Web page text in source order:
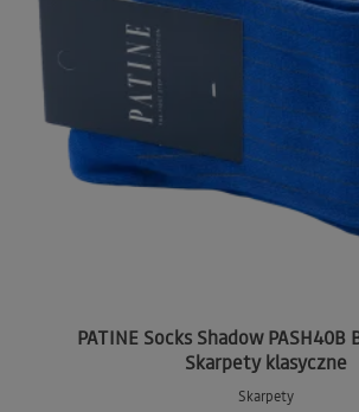
PATINE Socks Shadow PASH40B
Skarpety klasyczne
Skarpety